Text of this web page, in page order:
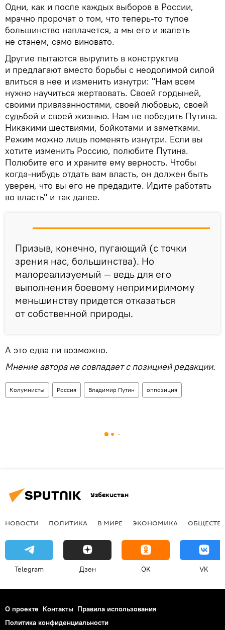
Одни, как и после каждых выборов в России,
мрачно пророчат о том, что теперь-то тупое
большинство наплачется, а мы его и жалеть
не станем, само виновато.
Другие пытаются вырулить в конструктив
и предлагают вместо борьбы с неодолимой силой
влиться в нее и изменить изнутри: "Нам всем
нужно научиться жертвовать. Своей гордыней,
своими привязанностями, своей любовью, своей
судьбой и своей жизнью. Нам не победить Путина.
Никакими шествиями, бойкотами и заметками.
Режим можно лишь поменять изнутри. Если вы
хотите изменить Россию, полюбите Путина.
Полюбите его и храните ему верность. Чтобы
когда-нибудь отдать вам власть, он должен быть
уверен, что вы его не предадите. Идите работать
во власть" и так далее.
Призыв, конечно, пугающий (с точки
зрения нас, большинства). Но
малореализуемый — ведь для его
выполнения боевому непримиримому
меньшинству придется отказаться
от собственной природы.
А это едва ли возможно.
Мнение автора не совпадает с позицией редакции.
Колумнисты Россия Владимир Путин оппозиция
Узбекистан
НОВОСТИ ПОЛИТИКА В МИРЕ ЭКОНОМИКА
Telegram Дзен OK VK
О проекте Контакты Правила использования
Политика конфиденциальности